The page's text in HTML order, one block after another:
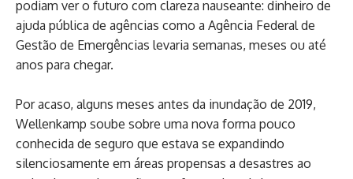
podiam ver o futuro com clareza nauseante: dinheiro de
ajuda pública de agências como a Agência Federal de
Gestão de Emergências levaria semanas, meses ou até
anos para chegar.
Por acaso, alguns meses antes da inundação de 2019,
Wellenkamp soube sobre uma nova forma pouco
conhecida de seguro que estava se expandindo
silenciosamente em áreas propensas a desastres ao